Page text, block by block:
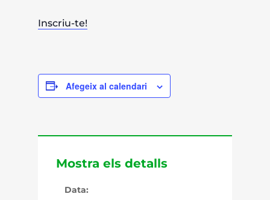
Inscriu-te!
Afegeix al calendari
Mostra els detalls
Data: